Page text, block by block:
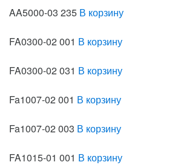
AA5000-03 235 В корзину
FA0300-02 001 В корзину
FA0300-02 031 В корзину
Fa1007-02 001 В корзину
Fa1007-02 003 В корзину
FA1015-01 001 В корзину